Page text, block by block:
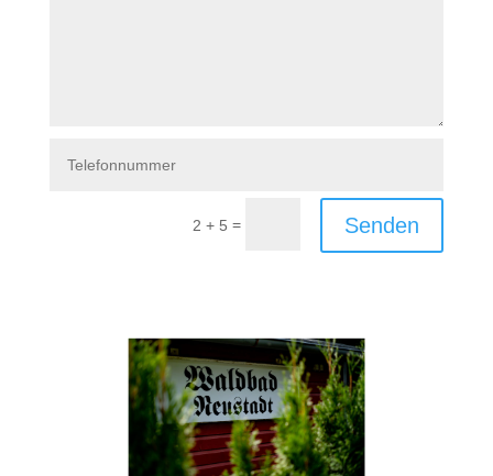
2 + 5 = Senden